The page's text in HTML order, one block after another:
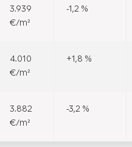
3.939
€/m²
-1,2 %
4.010
€/m²
+1,8 %
3.882
€/m²
-3,2 %